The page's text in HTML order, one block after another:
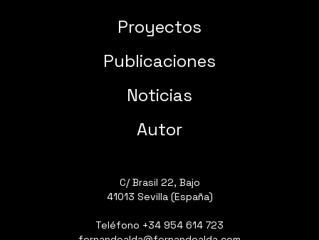
Proyectos
Publicaciones
Noticias
Autor
C/ Brasil 22, Bajo
41013 Sevilla (España)
Teléfono +34 954 614 723